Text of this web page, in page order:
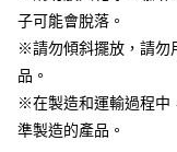
子可能會脫落。
※請勿傾斜擺放，請勿
品。
※在製造和運輸過程中
準製造的產品。